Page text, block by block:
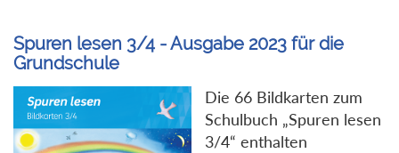
Spuren lesen 3/4 - Ausgabe 2023 für die
Grundschule
Die 66 Bildkarten zum
Schulbuch „Spuren lesen
3/4“ enthalten